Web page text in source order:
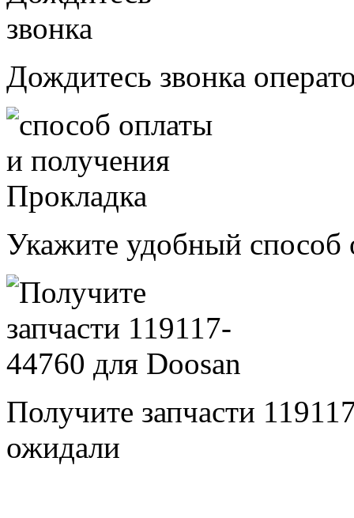
Дождитесь звонка
Укажите удобный способ
Получите запчасти
ожидали